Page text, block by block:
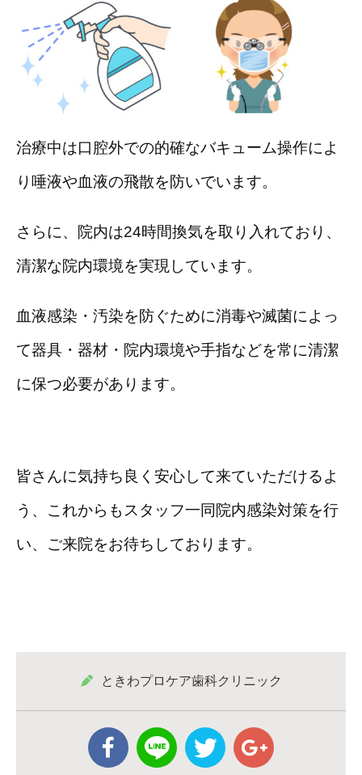
治療中は口腔外での的確なバキューム操作によ
り唾液や血液の飛散を防いでいます。
さらに、院内は24時間換気を取り入れており、
清潔な院内環境を実現しています。
血液感染・汚染を防ぐために消毒や滅菌によっ
て器具・器材・院内環境や手指などを常に清潔
に保つ必要があります。
皆さんに気持ち良く安心して来ていただけるよ
う、これからもスタッフ一同院内感染対策を行
い、ご来院をお待ちしております。
ときわプロケア歯科クリニック